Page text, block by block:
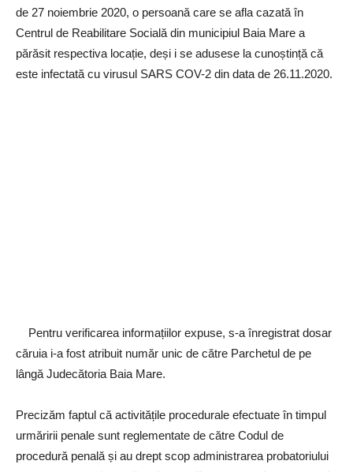
de 27 noiembrie 2020, o persoană care se afla cazată în
Centrul de Reabilitare Socială din municipiul Baia Mare a
părăsit respectiva locație, deși i se adusese la cunoștință că
este infectată cu virusul SARS COV-2 din data de 26.11.2020.
Pentru verificarea informațiilor expuse, s-a înregistrat dosar
căruia i-a fost atribuit număr unic de către Parchetul de pe
lângă Judecătoria Baia Mare.
Precizăm faptul că activitățile procedurale efectuate în timpul
urmăririi penale sunt reglementate de către Codul de
procedură penală și au drept scop administrarea probatoriului